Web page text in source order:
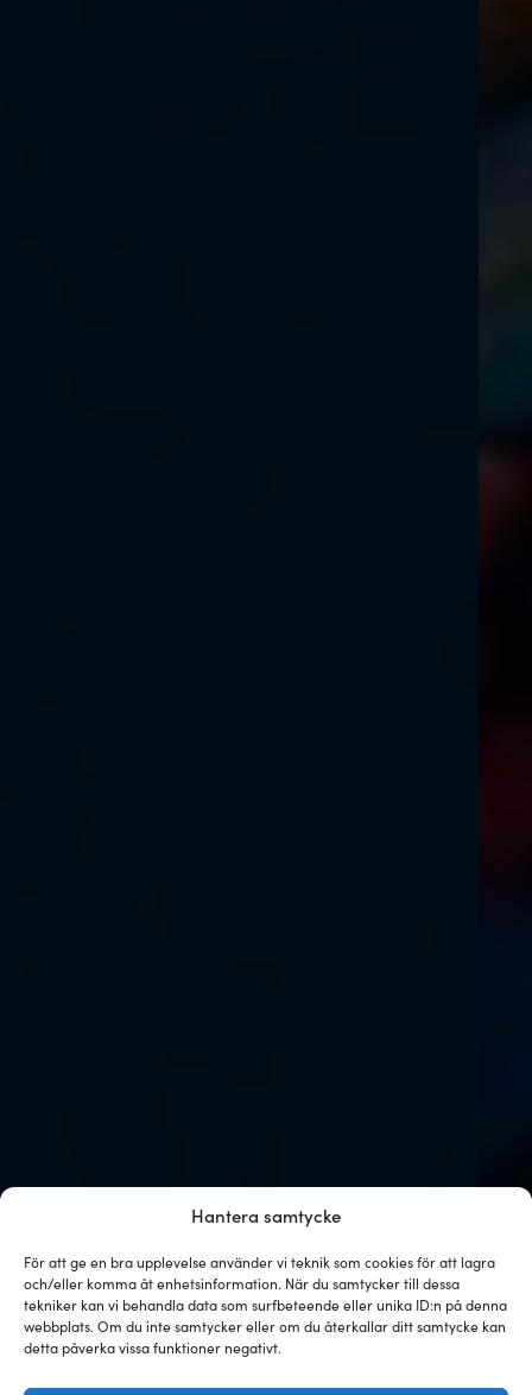
Hantera samtycke
För att ge en bra upplevelse använder vi teknik som cookies för att lagra
och/eller komma åt enhetsinformation. När du samtycker till dessa
tekniker kan vi behandla data som surfbeteende eller unika ID:n på denna
webbplats. Om du inte samtycker eller om du återkallar ditt samtycke kan
detta påverka vissa funktioner negativt.